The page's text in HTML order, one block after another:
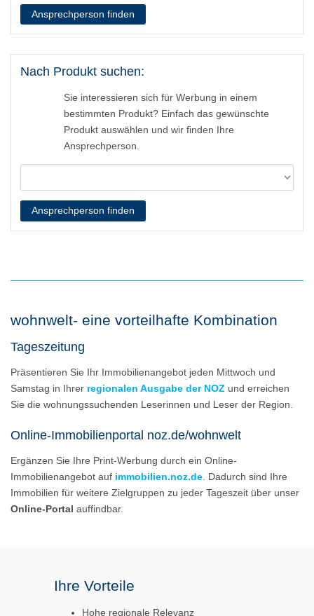
Ansprechperson finden
Nach Produkt suchen:
Sie interessieren sich für Werbung in einem
bestimmten Produkt? Einfach das gewünschte
Produkt auswählen und wir finden Ihre
Ansprechperson.
Ansprechperson finden
wohnwelt- eine vorteilhafte Kombination
Tageszeitung
Präsentieren Sie Ihr Immobilienangebot jeden Mittwoch und
Samstag in Ihrer regionalen Ausgabe der NOZ und erreichen
Sie die wohnungssuchenden Leserinnen und Leser der Region.
Online-Immobilienportal noz.de/wohnwelt
Ergänzen Sie Ihre Print-Werbung durch ein Online-
Immobilienangebot auf immobilien.noz.de . Dadurch sind Ihre
Immobilien für weitere Zielgruppen zu jeder Tageszeit über unser
Online-Portal auffindbar.
Ihre Vorteile
Hohe regionale Relevanz